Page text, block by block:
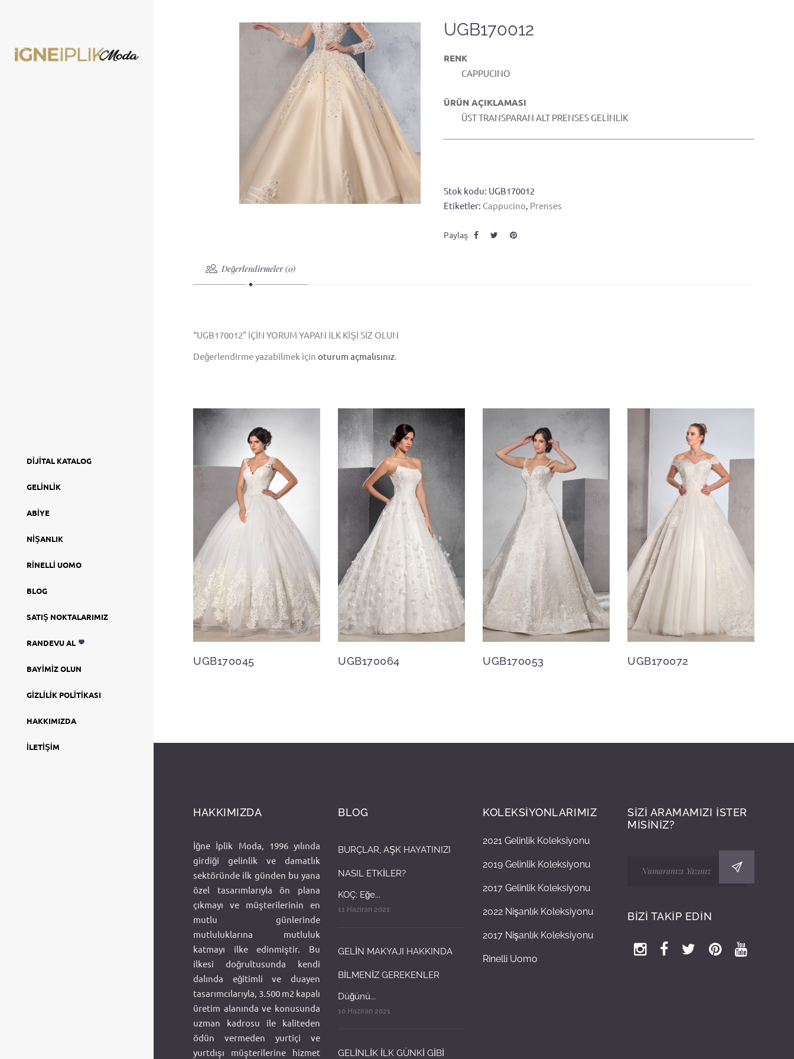
DIJITAL KATALOG
GELINLIK
ABIYE
NIŞANLIK
RINELLI UOMO
BLOG
SATIŞ NOKTALARIMIZ
RANDEVU AL
BAYIMIZ OLUN
GIZLILIK POLITIKASI
HAKKIMIZDA
İLETIŞIM
UGB170012
RENK
CAPPUCINO
ÜRÜN AÇIKLAMASI
ÜST TRANSPARAN ALT PRENSES GELİNLİK
Stok kodu: UGB170012
Etiketler: Cappucino, Prenses
Değerlendirmeler (0)
“UGB170012” IÇIN YORUM YAPAN ILK KIŞI SIZ OLUN
Değerlendirme yazabilmek için oturum açmalısınız.
UGB170045 UGB170064 UGB170053 UGB170072
HAKKIMIZDA
İğne İplik Moda, 1996 yılında
girdiği gelinlik ve damatlık
sektöründe ilk günden bu yana
özel tasarımlarıyla ön plana
çıkmayı ve müşterilerinin en
mutlu günlerinde
mutluluklarına mutluluk
katmayı ilke edinmiştir. Bu
ilkesi doğrultusunda kendi
dalında eğitimli ve duayen
tasarımcılarıyla, 3.500 m2 kapalı
üretim alanında ve konusunda
uzman kadrosu ile kaliteden
ödün vermeden yurtiçi ve
yurtdışı müşterilerine hizmet
BLOG
BURÇLAR, AŞK HAYATINIZI
NASIL ETKİLER?
KOÇ: Eğe...
11 Haziran 2021
GELİN MAKYAJI HAKKINDA
BİLMENİZ GEREKENLER
Düğünü...
10 Haziran 2021
GELİNLİK İLK GÜNKİ GİBİ
KOLEKSİYONLARIMIZ
2021 Gelinlik Koleksiyonu
2019 Gelinlik Koleksiyonu
2017 Gelinlik Koleksiyonu
2022 Nişanlık Koleksiyonu
2017 Nişanlık Koleksiyonu
Rinelli Uomo
SİZİ ARAMAMIZI İSTER
MİSİNİZ?
BİZİ TAKİP EDİN